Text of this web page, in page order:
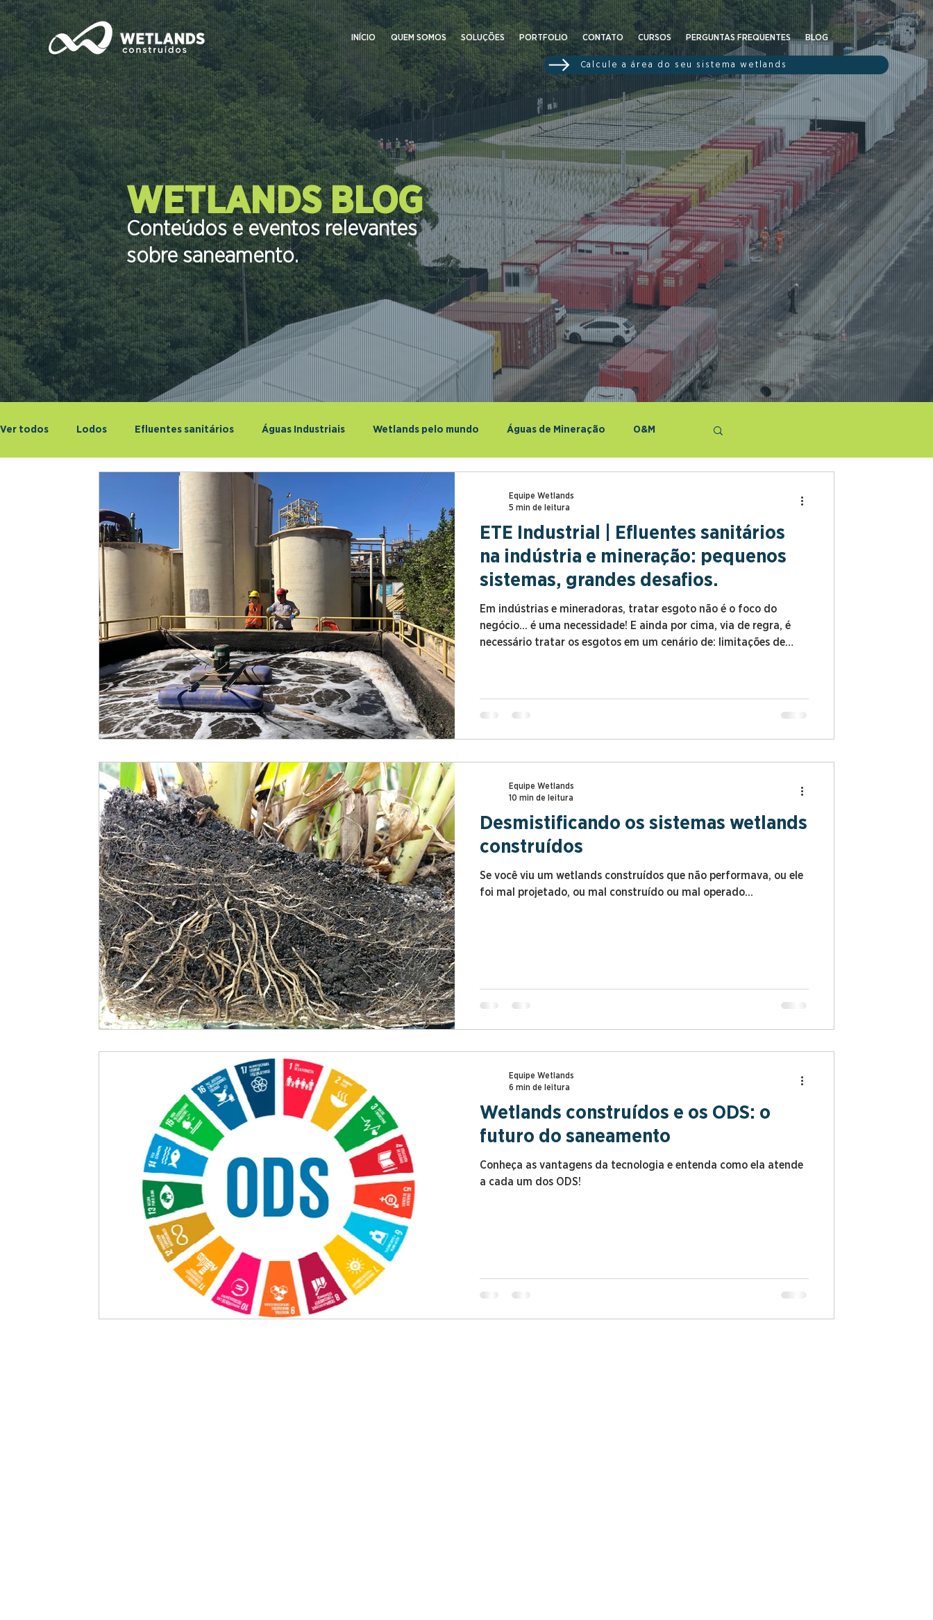
INÍCIO QUEM SOMOS SOLUÇÕES PORTFOLIO CONTATO CURSOS PERGUNTAS FREQUENTES BLOG
Calcule a área do seu sistema wetlands
WETLANDS BLOG
Conteúdos e eventos relevantes
sobre saneamento.
Ver todos Lodos Efluentes sanitários Águas Industriais Wetlands pelo mundo Águas de Mineração O&M
Cursos e Eventos
ETE Industrial | Efluentes sanitários
na indústria e mineração: pequenos
sistemas, grandes desafios.
Em indústrias e mineradoras, tratar esgoto não é o foco do
negócio... é uma necessidade! E ainda por cima, via de regra, é
necessário tratar os esgotos em um cenário de: limitações de
Equipe Wetlands
5 min de leitura
Desmistificando os sistemas wetlands
construídos
Se você viu um wetlands construídos que não performava, ou ele
foi mal projetado, ou mal construído ou mal operado...
Equipe Wetlands
10 min de leitura
Wetlands construídos e os ODS: o
futuro do saneamento
Conheça as vantagens da tecnologia e entenda como ela atende
a cada um dos ODS!
Equipe Wetlands
6 min de leitura